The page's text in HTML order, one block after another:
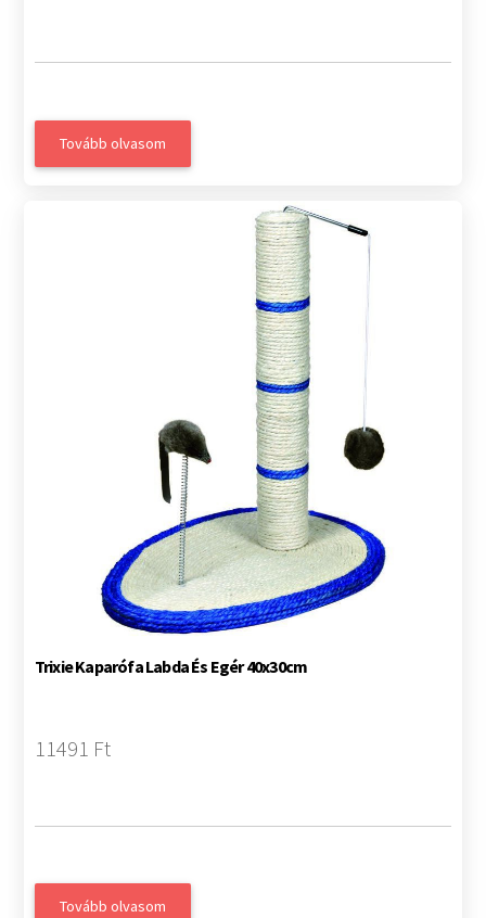
Tovább olvasom
Trixie Kaparófa Labda És Egér 40x30cm
11491 Ft
Tovább olvasom